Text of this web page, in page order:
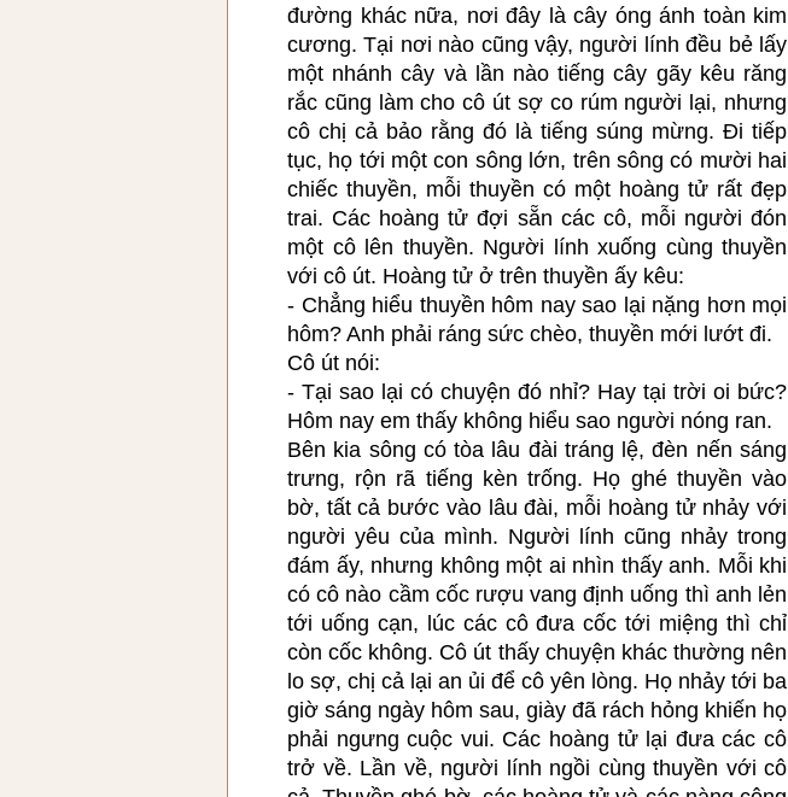
đường khác nữa, nơi đây là cây óng ánh toàn kim
cương. Tại nơi nào cũng vậy, người lính đều bẻ lấy
một nhánh cây và lần nào tiếng cây gãy kêu răng
rắc cũng làm cho cô út sợ co rúm người lại, nhưng
cô chị cả bảo rằng đó là tiếng súng mừng. Đi tiếp
tục, họ tới một con sông lớn, trên sông có mười hai
chiếc thuyền, mỗi thuyền có một hoàng tử rất đẹp
trai. Các hoàng tử đợi sẵn các cô, mỗi người đón
một cô lên thuyền. Người lính xuống cùng thuyền
với cô út. Hoàng tử ở trên thuyền ấy kêu:
- Chẳng hiểu thuyền hôm nay sao lại nặng hơn mọi
hôm? Anh phải ráng sức chèo, thuyền mới lướt đi.
Cô út nói:
- Tại sao lại có chuyện đó nhỉ? Hay tại trời oi bức?
Hôm nay em thấy không hiểu sao người nóng ran.
Bên kia sông có tòa lâu đài tráng lệ, đèn nến sáng
trưng, rộn rã tiếng kèn trống. Họ ghé thuyền vào
bờ, tất cả bước vào lâu đài, mỗi hoàng tử nhảy với
người yêu của mình. Người lính cũng nhảy trong
đám ấy, nhưng không một ai nhìn thấy anh. Mỗi khi
có cô nào cầm cốc rượu vang định uống thì anh lẻn
tới uống cạn, lúc các cô đưa cốc tới miệng thì chỉ
còn cốc không. Cô út thấy chuyện khác thường nên
lo sợ, chị cả lại an ủi để cô yên lòng. Họ nhảy tới ba
giờ sáng ngày hôm sau, giày đã rách hỏng khiến họ
phải ngưng cuộc vui. Các hoàng tử lại đưa các cô
trở về. Lần về, người lính ngồi cùng thuyền với cô